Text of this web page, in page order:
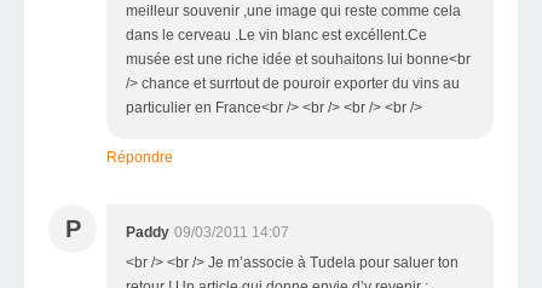
meilleur souvenir ,une image qui reste comme cela
dans le cerveau .Le vin blanc est excéllent.Ce
musée est une riche idée et souhaitons lui bonne<br
/> chance et surrtout de pouroir exporter du vins au
particulier en France<br /> <br /> <br /> <br />
Répondre
P Paddy 09/03/2011 14:07
<br /> <br /> Je m’associe à Tudela pour saluer ton